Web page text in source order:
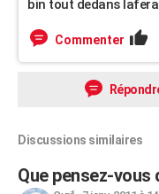
bin tout dedans
Commenter
Discussions similaires
Que pensez-vous